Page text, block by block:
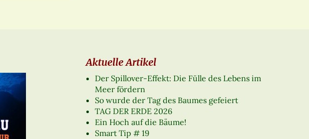
Aktuelle Artikel
Der Spillover-Effekt: Die Fülle des Lebens im
Meer fördern
So wurde der Tag des Baumes gefeiert
TAG DER ERDE 2026
Ein Hoch auf die Bäume!
Smart Tip # 19